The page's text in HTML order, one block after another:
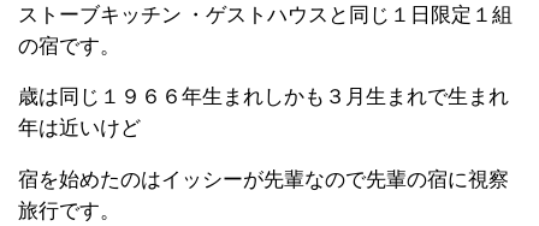
ストーブキッチン ・ゲストハウスと同じ１日限定１組
の宿です。
歳は同じ１９６６年生まれしかも３月生まれで生まれ
年は近いけど
宿を始めたのはイッシーが先輩なので先輩の宿に視察
旅行です。